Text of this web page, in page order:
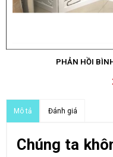
PHẢN HỒI
Mô tả Đánh giá
Chúng ta